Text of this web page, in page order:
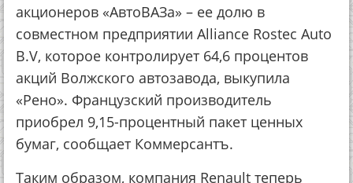
акционеров «АвтоВАЗа» – ее долю в
совместном предприятии Alliance Rostec Auto
B.V, которое контролирует 64,6 процентов
акций Волжского автозавода, выкупила
«Рено». Французский производитель
приобрел 9,15-процентный пакет ценных
бумаг, сообщает Коммерсантъ.
Таким образом, компания Renault теперь